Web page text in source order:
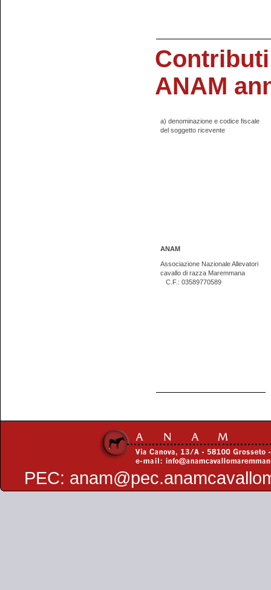
ANAM
a) denominazione e codice fiscale
del soggetto ricevente
ANAM
Associazione Nazionale Allevatori
cavallo di razza Maremmana
C.F.: 03589770589
PEC: